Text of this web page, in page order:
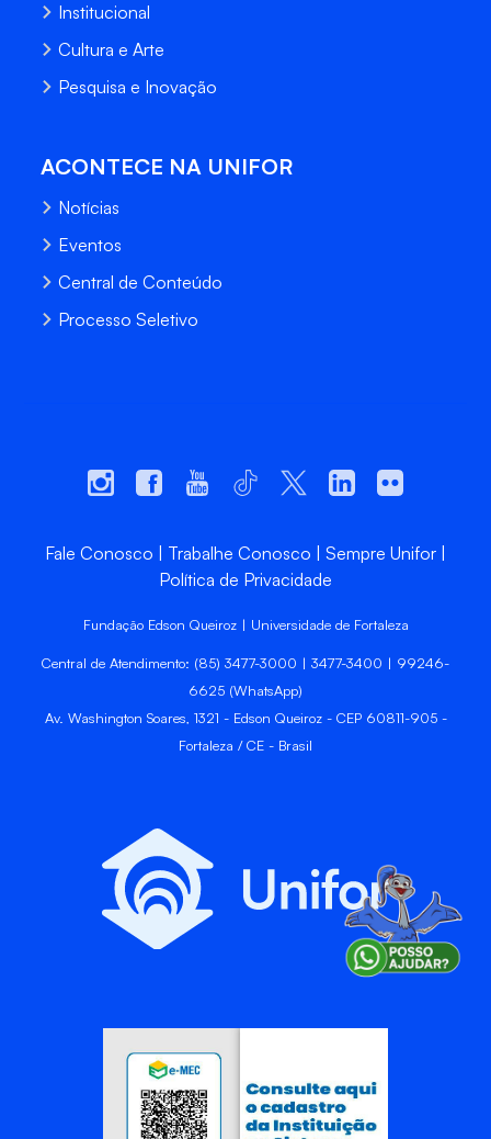
Institucional
Cultura e Arte
Pesquisa e Inovação
ACONTECE NA UNIFOR
Notícias
Eventos
Central de Conteúdo
Processo Seletivo
Fale Conosco Trabalhe Conosco
Sempre Unifor
Política de Privacidade
Fundação Edson Queiroz | Universidade de Fortaleza
Central de Atendimento: (85) 3477-3000 | 3477-3400 | 99246-
6625 (WhatsApp)
Av. Washington Soares, 1321 - Edson Queiroz - CEP 60811-905 -
Fortaleza / CE - Brasil